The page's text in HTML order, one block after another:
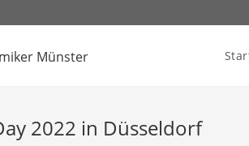
2022 in Düsseldorf